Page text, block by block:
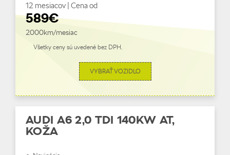
12 mesiacov | Cena od
589€
2000km/mesiac
Všetky ceny sú uvedené bez DPH.
VYBRAŤ VOZIDLO
AUDI A6 2,0 TDI 140KW AT,
KOŽA